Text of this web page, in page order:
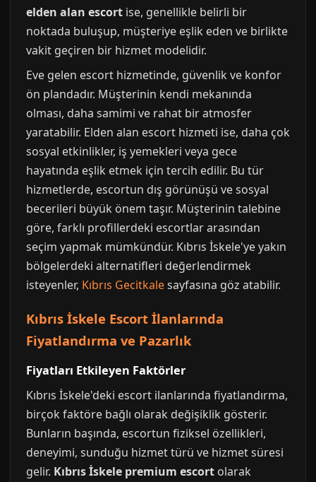
elden alan escort ise, genellikle belirli bir
noktada buluşup, müşteriye eşlik eden ve birlikte
vakit geçiren bir hizmet modelidir.
Eve gelen escort hizmetinde, güvenlik ve konfor
ön plandadır. Müşterinin kendi mekanında
olması, daha samimi ve rahat bir atmosfer
yaratabilir. Elden alan escort hizmeti ise, daha çok
sosyal etkinlikler, iş yemekleri veya gece
hayatında eşlik etmek için tercih edilir. Bu tür
hizmetlerde, escortun dış görünüşü ve sosyal
becerileri büyük önem taşır. Müşterinin talebine
göre, farklı profillerdeki escortlar arasından
seçim yapmak mümkündür. Kıbrıs İskele'ye yakın
bölgelerdeki alternatifleri değerlendirmek
isteyenler, Kıbrıs Gecitkalesayfasına göz atabilir.
Kıbrıs İskele Escort İlanlarında
Fiyatlandırma ve Pazarlık
Fiyatları Etkileyen Faktörler
Kıbrıs İskele'deki escort ilanlarında fiyatlandırma,
birçok faktöre bağlı olarak değişiklik gösterir.
Bunların başında, escortun fiziksel özellikleri,
deneyimi, sunduğu hizmet türü ve hizmet süresi
gelir. Kıbrıs İskele premium escort olarak